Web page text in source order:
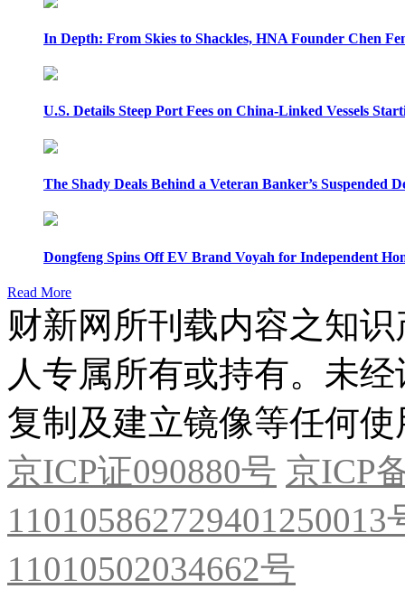
In Depth: From Skies to Shackles, HNA Founder Chen
U.S. Details Steep Port Fees on China-Linked Vessels
The Shady Deals Behind a Veteran Banker’s Suspended
Dongfeng Spins Off EV Brand Voyah for Independent
Read More
财新网所刊载内容之知
人专属所有或持有。未
复制及建立镜像等任何使
京ICP证090880号 京ICP
11010502034662号